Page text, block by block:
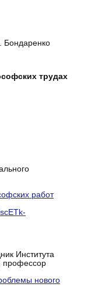
Бондаренко
трудах
работ
Института
нового